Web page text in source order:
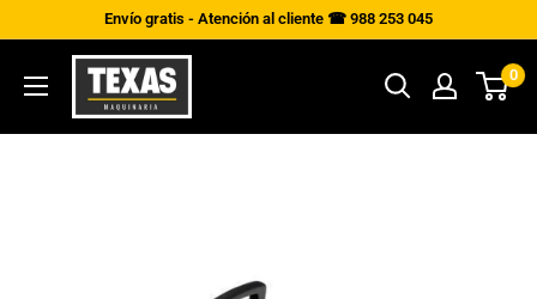
contenido
Envío gratis - Atención al cliente ☎ 988 253 045
Texas
Maquinaria
0